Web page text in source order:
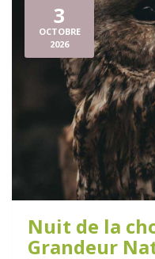
3
OCTOBRE
2026
Nuit de la
Grandeur